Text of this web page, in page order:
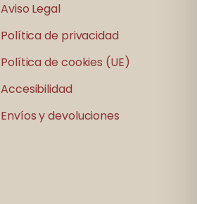
Aviso Legal
Política de privacidad
Política de cookies (UE)
Accesibilidad
Envíos y devoluciones